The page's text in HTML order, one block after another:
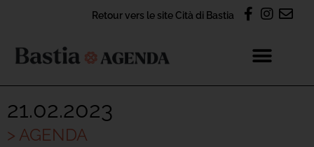
Retour vers le site Cità di Bastia
21.02.2023
> AGENDA